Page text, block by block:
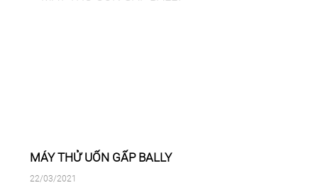
MÁY THỬ UỐN GẤP BALLY
22/03/2021